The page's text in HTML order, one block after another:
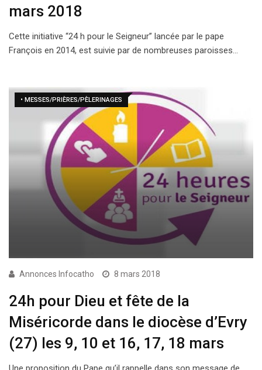
mars 2018
Cette initiative “24 h pour le Seigneur” lancée par le pape
François en 2014, est suivie par de nombreuses paroisses…
• MESSES/PRIÈRES/PÈLERINAGES
Annonces Infocatho 8 mars 2018
24h pour Dieu et fête de la
Miséricorde dans le diocèse d’Evry
(27) les 9, 10 et 16, 17, 18 mars